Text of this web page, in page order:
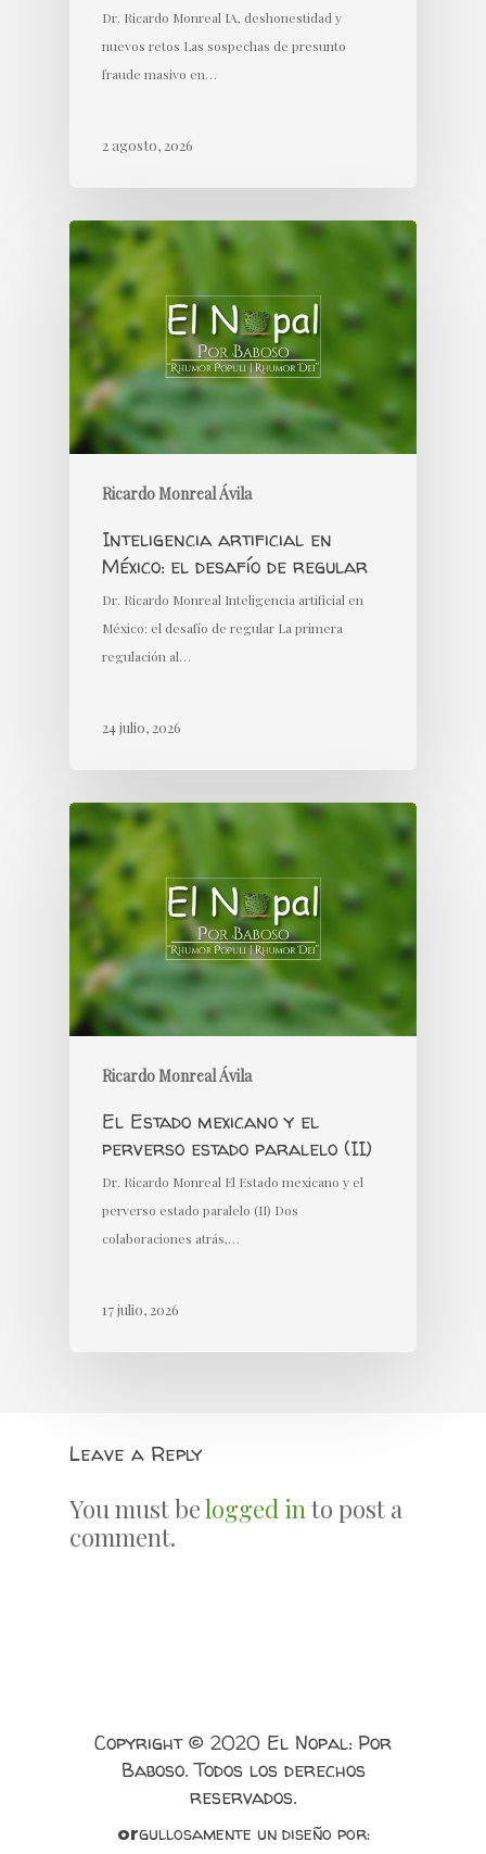
Dr. Ricardo Monreal IA, deshonestidad y
nuevos retos Las sospechas de presunto
fraude masivo en…
2 agosto, 2026
Ricardo Monreal Ávila
Inteligencia artificial en
México: el desafío de regular
Dr. Ricardo Monreal Inteligencia artificial en
México: el desafío de regular La primera
regulación al…
24 julio, 2026
Ricardo Monreal Ávila
El Estado mexicano y el
perverso estado paralelo (II)
Dr. Ricardo Monreal El Estado mexicano y el
perverso estado paralelo (II) Dos
colaboraciones atrás,…
17 julio, 2026
Leave a Reply
You must belogged into post a
comment.
Copyright © 2020 El Nopal: Por
Baboso. Todos los derechos
reservados.
orgullosamente un diseño por: